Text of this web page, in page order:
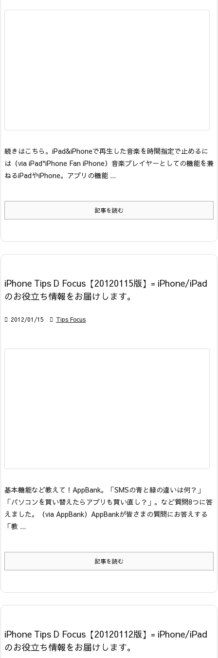
続きはこちら。 iPad&iPhoneで再生した音楽を時間指定で止めるに
は （via iPad*iPhone Fan iPhone） 音楽プレイヤーとしての機能を兼
ねるiPadやiPhone。アプリの機能 ...
記事を読む
iPhone Tips D Focus【20120115版】= iPhone/iPad
のお役立ち情報をお届けします。
 2012/01/15  Tips Focus
基本機能など教えて！AppBank。「SMSの青と緑の違いは何？」
「パソコンを買い替えたらアプリも買い直し？」。など質問8つに答
えました。
（via AppBank） AppBankが皆さまの質問にお答えする
「教 ...
記事を読む
iPhone Tips D Focus【20120112版】= iPhone/iPad
のお役立ち情報をお届けします。